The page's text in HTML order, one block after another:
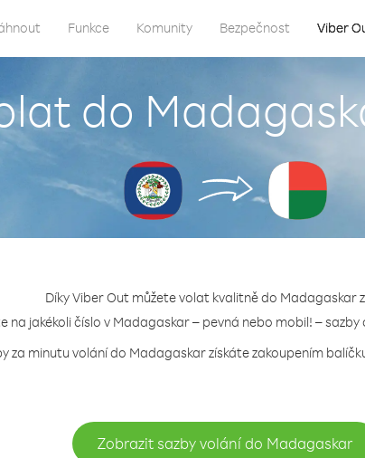
Funkce Komunity Bezpečnost Viber
do
Díky Viber Out můžete volat kvalitně do Madagaskar z
na jakékoli číslo v Madagaskar – pevná nebo mobil! – sazby
za minutu volání do Madagaskar získáte zakoupením
Zobrazit sazby volání do Madagaskar